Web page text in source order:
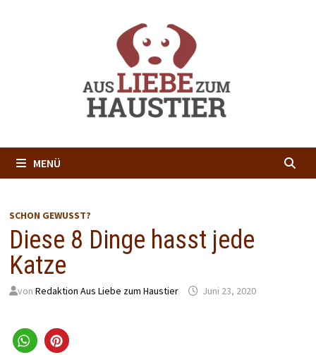
MENÜ
SCHON GEWUSST?
Diese 8 Dinge hasst jede
Katze
von Redaktion Aus Liebe zum Haustier Juni 23, 2020